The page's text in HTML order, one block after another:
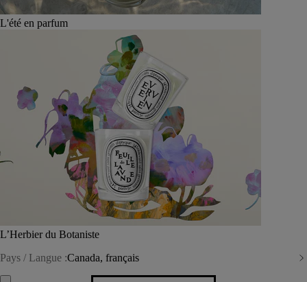
L'été en parfum
L’Herbier du Botaniste
Pays / Langue :Canada, français